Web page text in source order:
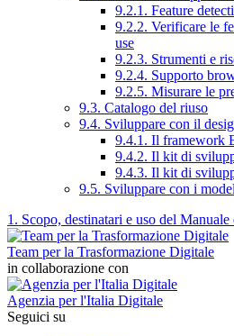
9.2.1. Feature
9.2.2. Verificare le
use
9.2.3. Strumenti e
9.2.4. Supporto
9.2.5. Misurare le
9.3. Catalogo del riuso
9.4. Sviluppare con il
9.4.1. Il framework
9.4.2. Il kit di
9.4.3. Il kit di
9.5. Sviluppare con i
1. Scopo, destinatari e uso del
Team per la Trasformazione Digitale
in collaborazione con
Agenzia per l'Italia Digitale
Seguici su